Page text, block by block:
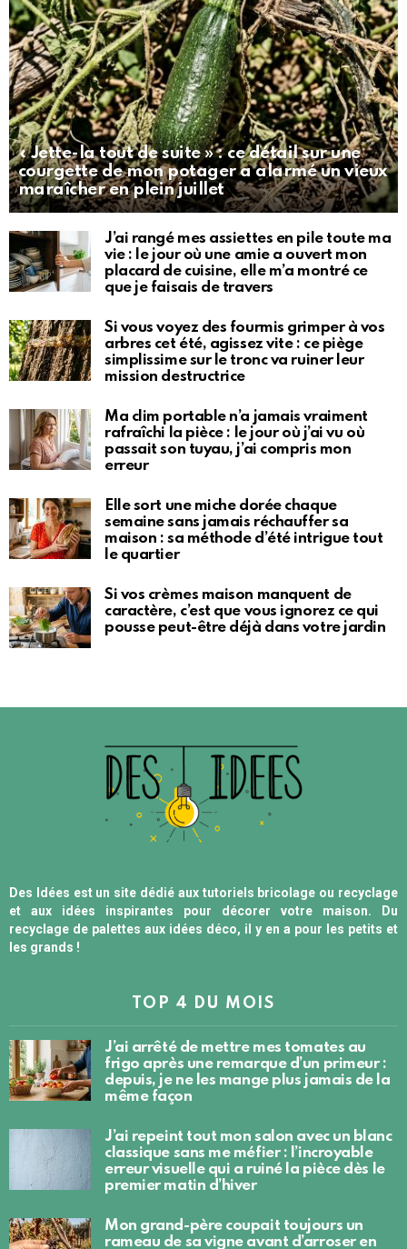
« Jette-la tout de suite » : ce détail sur une
courgette de mon potager a alarmé un vieux
maraîcher en plein juillet
J’ai rangé mes assiettes en pile toute ma
vie : le jour où une amie a ouvert mon
placard de cuisine, elle m’a montré ce
que je faisais de travers
Si vous voyez des fourmis grimper à vos
arbres cet été, agissez vite : ce piège
simplissime sur le tronc va ruiner leur
mission destructrice
Ma clim portable n’a jamais vraiment
rafraîchi la pièce : le jour où j’ai vu où
passait son tuyau, j’ai compris mon
erreur
Elle sort une miche dorée chaque
semaine sans jamais réchauffer sa
maison : sa méthode d’été intrigue tout
le quartier
Si vos crèmes maison manquent de
caractère, c’est que vous ignorez ce qui
pousse peut-être déjà dans votre jardin
Des Idées est un site dédié aux tutoriels bricolage ou recyclage
et aux idées inspirantes pour décorer votre maison. Du
recyclage de palettes aux idées déco, il y en a pour les petits et
les grands !
TOP 4 DU MOIS
J’ai arrêté de mettre mes tomates au
frigo après une remarque d’un primeur :
depuis, je ne les mange plus jamais de la
même façon
J’ai repeint tout mon salon avec un blanc
classique sans me méfier : l’incroyable
erreur visuelle qui a ruiné la pièce dès le
premier matin d’hiver
Mon grand-père coupait toujours un
rameau de sa vigne avant d’arroser en